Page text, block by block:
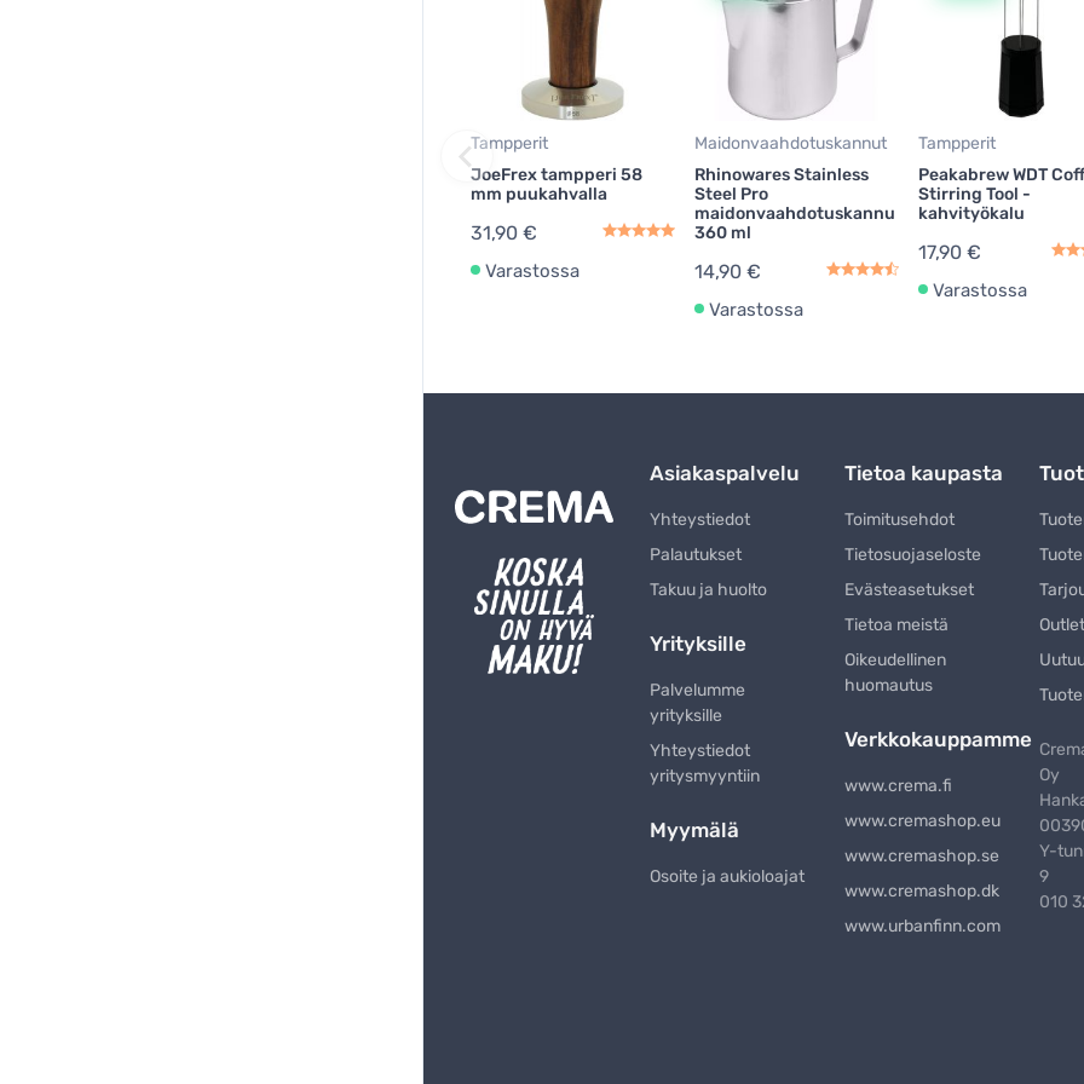
Tampperit
JoeFrex tampperi 58
mm puukahvalla
31,90 €
Varastossa
Maidonvaahdotuskannut
Rhinowares Stainless
Steel Pro
maidonvaahdotuskannu
360 ml
14,90 €
Varastossa
Tampperit
Peakabrew WDT
Stirring Tool -
kahvityökalu
17,90 €
Varastossa
Asiakaspalvelu
Yhteystiedot
Palautukset
Takuu ja huolto
Yrityksille
Palvelumme
yrityksille
Yhteystiedot
yritysmyyntiin
Myymälä
Osoite ja aukioloajat
Tietoa kaupasta
Toimitusehdot
Tietosuojaseloste
Evästeasetukset
Tietoa meistä
Oikeudellinen
huomautus
Verkkokauppamme
www.crema.fi
www.cremashop.eu
www.cremashop.se
www.cremashop.dk
www.urbanfinn.com
Outlet
Oy
Y-
9
010